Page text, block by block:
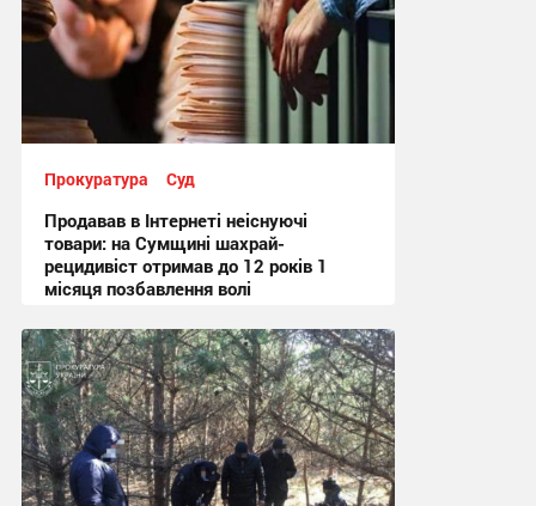
Прокуратура Суд
Продавав в Інтернеті неіснуючі
товари: на Сумщині шахрай-
рецидивіст отримав до 12 років 1
місяця позбавлення волі
12:25, 4.08.2026